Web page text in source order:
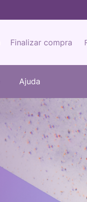
Finalizar compra
Ajuda